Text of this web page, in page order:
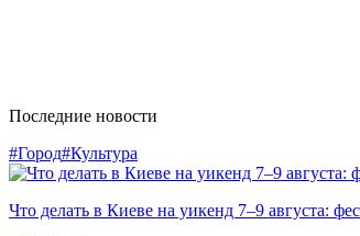
Последние новости
#Город#Культура
Что делать в Киеве на уикенд 7–9 августа: